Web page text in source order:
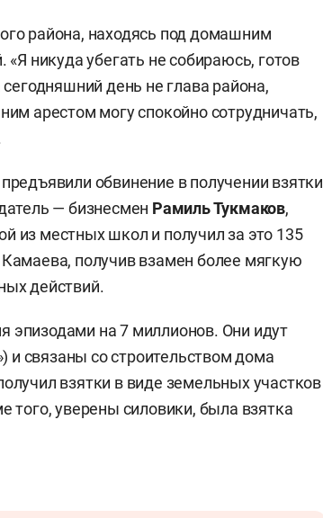
района, находясь под домашним
никуда убегать не собираюсь, готов
день не глава района,
арестом могу спокойно сотрудничать,
обвинение в получении взятки
— бизнесмен Рамиль Тукмаков,
из местных школ и получил за это 135
получив взамен более мягкую
действий.
на 7 миллионов. Они идут
и связаны со строительством дома
взятки в виде земельных участков
того, уверены силовики, была взятка